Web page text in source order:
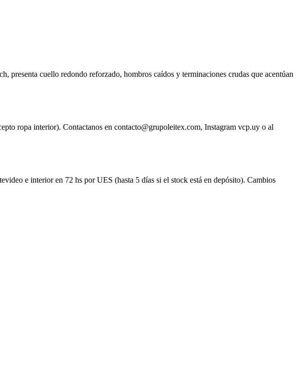
cuello redondo reforzado, hombros caídos y terminaciones crudas que acentúan
ropa interior). Contactanos en contacto@grupoleitex.com, Instagram vcp.uy o al
e interior en 72 hs por UES (hasta 5 días si el stock está en depósito). Cambios